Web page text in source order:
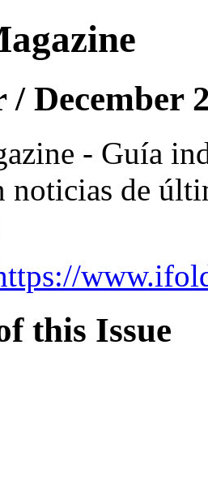
/ December
- Guía
noticias de
this Issue